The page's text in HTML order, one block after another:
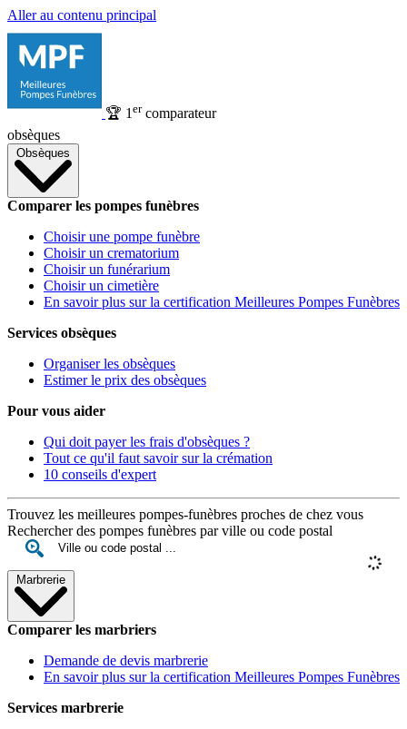
Aller au contenu principal
🏆 1 ercomparateur
obsèques
Obsèques
Comparer les pompes funèbres
Choisir une pompe funèbre
Choisir un crematorium
Choisir un funérarium
Choisir un cimetière
En savoir plus sur la certification Meilleures Pompes Funèbres
Services obsèques
Organiser les obsèques
Estimer le prix des obsèques
Pour vous aider
Qui doit payer les frais d'obsèques ?
Tout ce qu'il faut savoir sur la crémation
10 conseils d'expert
Trouvez les meilleures pompes-funèbres proches de chez vous
Rechercher des pompes funèbres par ville ou code postal
Marbrerie
Comparer les marbriers
Demande de devis marbrerie
En savoir plus sur la certification Meilleures Pompes Funèbres
Services marbrerie